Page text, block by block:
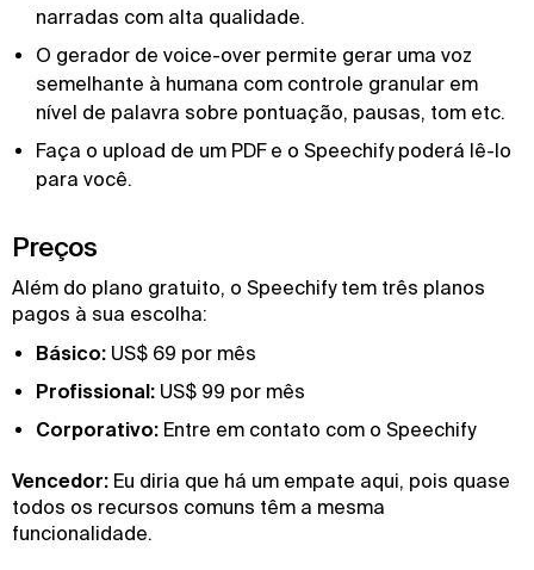
narradas com alta qualidade.
O gerador de voice-over permite gerar uma voz
semelhante à humana com controle granular em
nível de palavra sobre pontuação, pausas, tom etc.
Faça o upload de um PDF e o Speechify poderá lê-lo
para você.
Preços
Além do plano gratuito, o Speechify tem três planos
pagos à sua escolha:
Básico: US$ 69 por mês
Profissional: US$ 99 por mês
Corporativo: Entre em contato com o Speechify
Vencedor: Eu diria que há um empate aqui, pois quase
todos os recursos comuns têm a mesma
funcionalidade.